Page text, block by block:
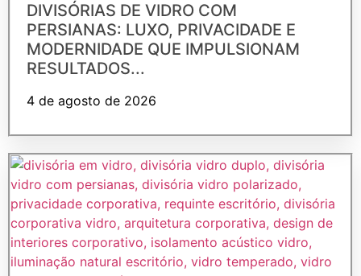
DIVISÓRIAS DE VIDRO COM
PERSIANAS: LUXO, PRIVACIDADE E
MODERNIDADE QUE IMPULSIONAM
RESULTADOS...
4 de agosto de 2026